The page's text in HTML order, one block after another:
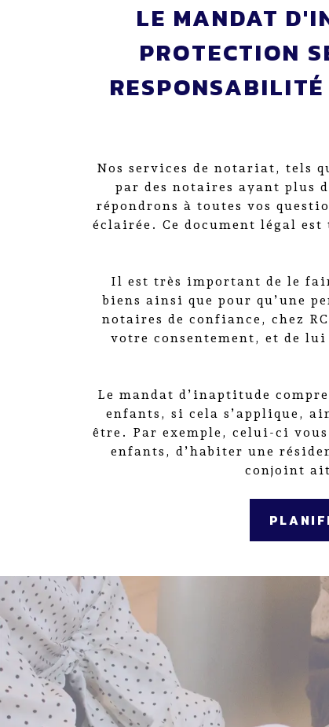
LE MANDAT
PROTECTION
Nos services de notariat, tels
par des notaires ayant plus
répondrons à toutes vos
éclairée. Ce document légal
Il est très important de le
biens ainsi que pour qu’une
notaires de confiance, chez
votre consentement, et de
Le mandat d’inaptitude
enfants, si cela s’applique,
être. Par exemple, celui-ci
enfants, d’habiter une
conjoint ait